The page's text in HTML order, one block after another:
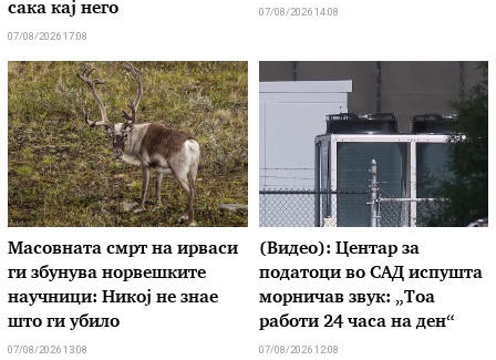
сака кај него
07/08/2026 17:08
07/08/2026 14:08
Масовната смрт на ирваси
ги збунува норвешките
научници: Никој не знае
што ги убило
07/08/2026 13:08
(Видео): Центар за
податоци во САД испушта
морничав звук: „Тоа
работи 24 часа на ден“
07/08/2026 12:08